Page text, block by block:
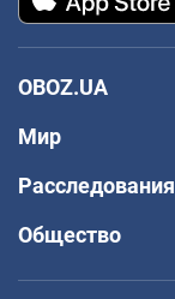
OBOZ.UA
Мир
Расследования
Общество